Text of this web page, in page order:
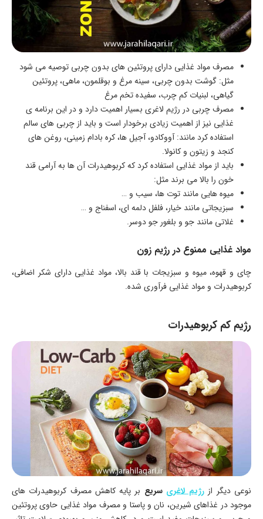
مصرف مواد غذایی دارای پروتئین های بدون چربی توصیه می شود
مثل: گوشت بدون چربی، سینه مرغ و بوقلمون، ماهی، پروتئین
گیاهی، لبنیات کم چرب، سفیده تخم مرغ
مصرف چربی در رژیم لاغری بسیار اهمیت دارد و در این برنامه ی
غذایی نیز از اهمیت زیادی برخودار است و باید از چربی های سالم
استفاده کرد مانند: آووکادو، آجیل ها، کره بادام زمینی، روغن های
کنجد و زیتون و کانولا.
باید از مواد غذایی استفاده کرد که کربوهیدرات‌ آن ها به آرامی قند
خون را بالا می برند مثل:
میوه هایی مانند توت ها، سیب و …
سبزیجاتی مانند خیار، فلفل دلمه ای، اسفناج و …
غلاتی مانند جو و بلغور جو دوسر.
مواد غذایی ممنوع در رژیم زون
چای و قهوه، میوه و سبزیجات با قند بالا، مواد غذایی دارای شکر اضافی،
کربوهیدرات و مواد غذایی فرآوری شده.
رژیم کم کربوهیدرات
نوعی دیگر از رژیم لاغری سریع بر پایه کاهش مصرف کربوهیدرات های
موجود در غذاهای شیرین، نان و پاستا و مصرف مواد غذایی حاوی پروتئین